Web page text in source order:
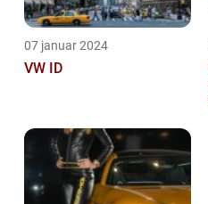
07 januar 2024
VW ID